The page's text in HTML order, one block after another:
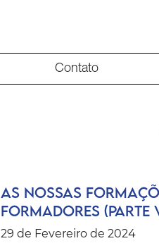
Contato
As nossas
formadores (Parte
29 de Fevereiro de 2024